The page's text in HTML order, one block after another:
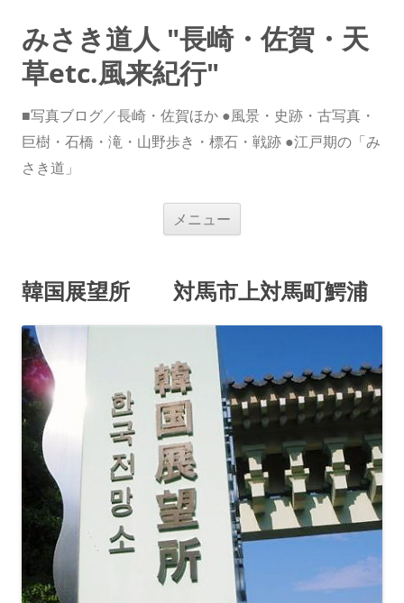
みさき道人 "長崎・佐賀・天
草etc.風来紀行"
■写真ブログ／長崎・佐賀ほか ●風景・史跡・古写真・
巨樹・石橋・滝・山野歩き・標石・戦跡 ●江戸期の「み
さき道」
メニュー
ス
キ
プ
韓国展望所 対馬市上対馬町鰐浦